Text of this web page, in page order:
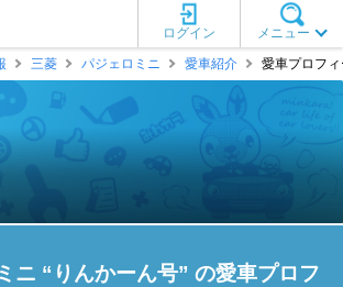
メニュー
ログイン
三菱 パジェロミニ 愛車紹介 愛車プロフ
ニ “りんかーん号” の愛車プロフ